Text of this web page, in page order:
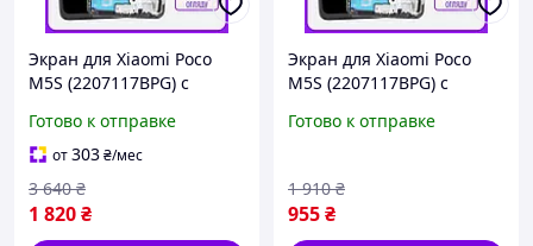
Экран для Xiaomi Poco
M5S (2207117BPG) с
(OLED) + клей герметик
Готово к отправке
от303₴/мес
1 820₴
3 640 ₴
Экран для Xiaomi Poco
M5S (2207117BPG) с
+ клей герметик
Готово к отправке
955₴
1 910 ₴